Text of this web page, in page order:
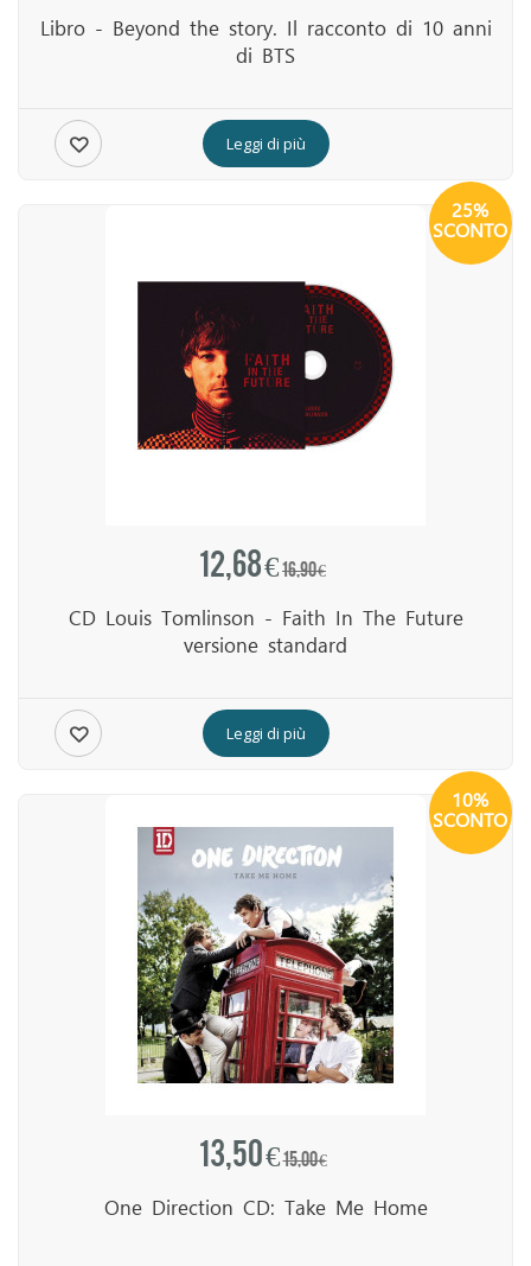
Libro - Beyond the story. Il racconto di 10 anni
di BTS
Leggi di più
12,68 €16,90 €
25%
SCONTO
CD Louis Tomlinson - Faith In The Future
versione standard
Leggi di più
13,50 €15,00 €
10%
SCONTO
One Direction CD: Take Me Home